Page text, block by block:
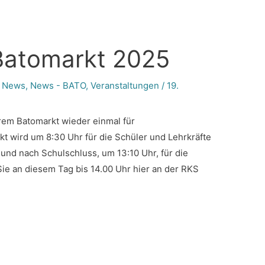
2025
News, News - BATO,Veranstaltungen / 19.
Batomarkt wieder einmal für
wird um 8:30 Uhr für die Schüler und Lehrkräfte
nach Schulschluss, um 13:10 Uhr, für die
an diesem Tag bis 14.00 Uhr hier an der RKS